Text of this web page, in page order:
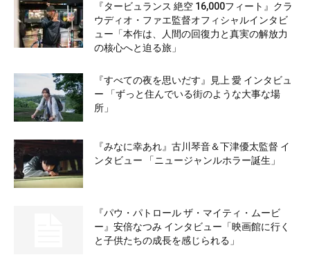
『タービュランス 絶空 16,000フィート』クラ
ウディオ・ファエ監督オフィシャルインタビ
ュー「本作は、人間の回復力と真実の解放力
の核心へと迫る旅」
『すべての夜を思いだす』見上 愛 インタビュ
ー 「ずっと住んでいる街のような大事な場
所」
『みなに幸あれ』古川琴音＆下津優太監督 イ
ンタビュー 「ニュージャンルホラー誕生」
『パウ・パトロール ザ・マイティ・ムービ
ー』安倍なつみ インタビュー「映画館に行く
と子供たちの成長を感じられる」